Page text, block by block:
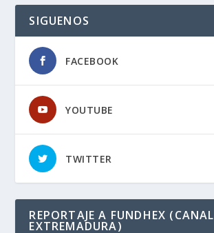
SIGUENOS
FACEBOOK
YOUTUBE
TWITTER
REPORTAJE A FUNDHEX (CANAL
EXTREMADURA)